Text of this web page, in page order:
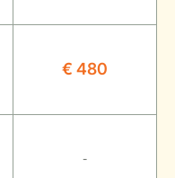
€ 480
-